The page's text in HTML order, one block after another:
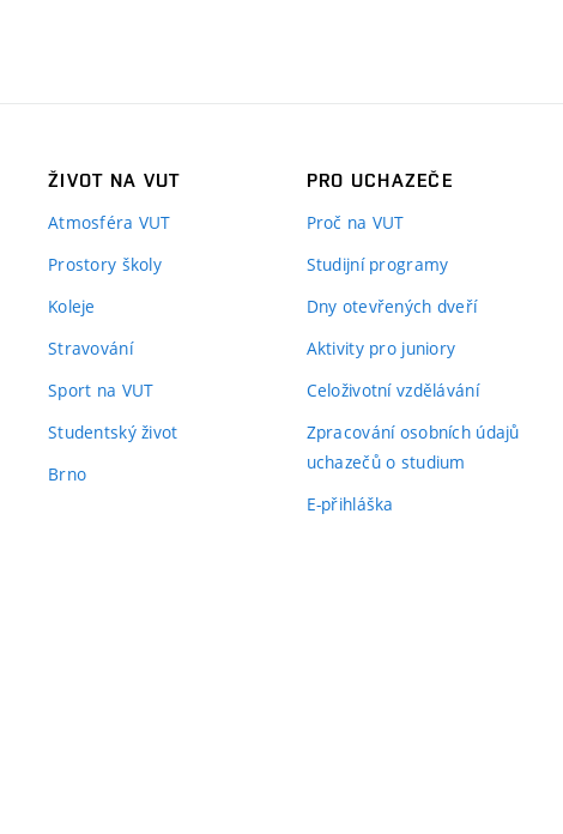
ŽIVOT NA VUT
Atmosféra VUT
Prostory školy
Koleje
Stravování
Sport na VUT
Studentský život
Brno
PRO UCHAZEČE
Proč na VUT
Studijní programy
Dny otevřených dveří
Aktivity pro juniory
Celoživotní vzdělávání
Zpracování osobních údajů
uchazečů o studium
E-přihláška